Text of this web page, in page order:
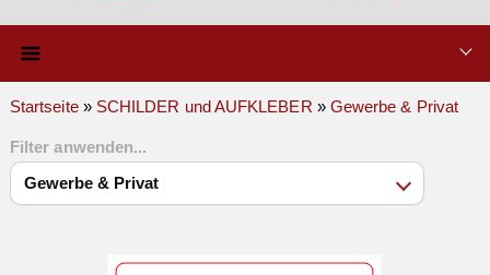
Qualität & Technik
SCHILDER und AUFKLEBER
VERKEHRSZEICHEN
Startseite» SCHILDER und AUFKLEBER » Gewerbe & Privat
Filter anwenden...